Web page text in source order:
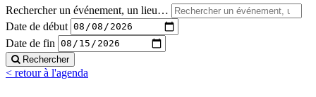
Rechercher un événement, un lieu…
Date de début
Date de fin
Rechercher
< retour à l'agenda